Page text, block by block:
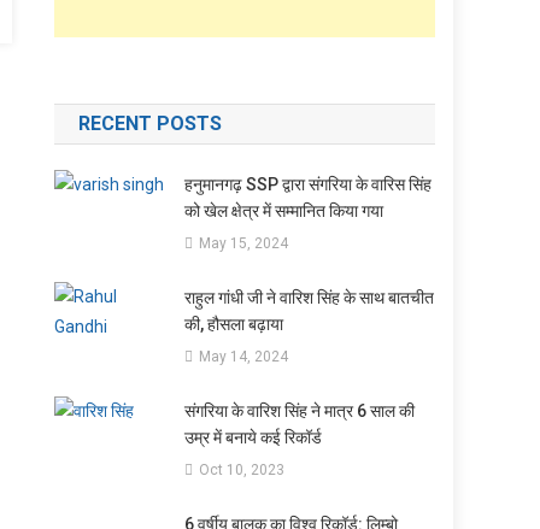
RECENT POSTS
हनुमानगढ़ SSP द्वारा संगरिया के वारिस सिंह
को खेल क्षेत्र में सम्मानित किया गया
May 15, 2024
राहुल गांधी जी ने वारिश सिंह के साथ बातचीत
की, हौसला बढ़ाया
May 14, 2024
संगरिया के वारिश सिंह ने मात्र 6 साल की
उम्र में बनाये कई रिकॉर्ड
Oct 10, 2023
6 वर्षीय बालक का विश्व रिकॉर्ड: लिम्बो